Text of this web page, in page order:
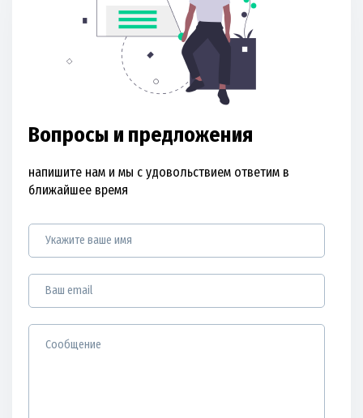
Вопросы и предложения
напишите нам и мы с удовольствием ответим в
ближайшее время